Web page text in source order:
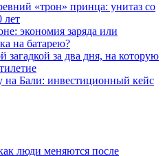
«трон» принца: унитаз со
лет
экономия заряда или
на батарею?
загадкой за два дня, на которую
на Бали: инвестиционный кейс
люди меняются после